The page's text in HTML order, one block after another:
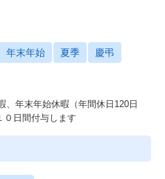
年末年始 夏季 慶弔
、年末年始休暇（年間休日120日
日間付与します